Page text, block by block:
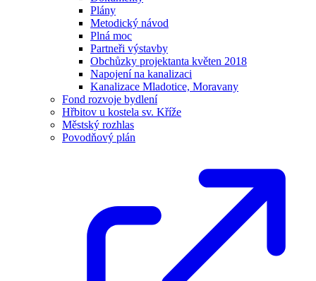
Plány
Metodický návod
Plná moc
Partneři výstavby
Obchůzky projektanta květen 2018
Napojení na kanalizaci
Kanalizace Mladotice, Moravany
Fond rozvoje bydlení
Hřbitov u kostela sv. Kříže
Městský rozhlas
Povodňový plán